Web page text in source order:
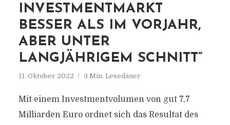
INVESTMENTMARKT
BESSER ALS IM VORJAHR,
ABER UNTER
LANGJÄHRIGEM SCHNITT“
11. Oktober 2022 3 Min. Lesedauer
Mit einem Investmentvolumen von gut 7,7
Milliarden Euro ordnet sich das Resultat des